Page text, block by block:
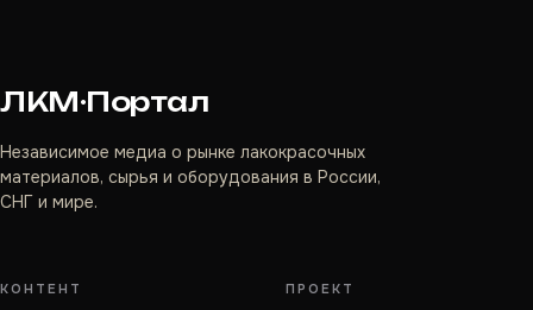
ЛКМ·Портал
Независимое медиа о рынке лакокрасочных
материалов, сырья и оборудования в России,
СНГ и мире.
КОНТЕНТ ПРОЕКТ